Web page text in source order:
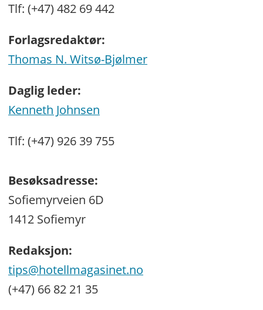
Tlf: (+47) 482 69 442
Forlagsredaktør:
Thomas N. Witsø-Bjølmer
Daglig leder:
Kenneth Johnsen
Tlf: (+47) 926 39 755
Besøksadresse:
Sofiemyrveien 6D
1412 Sofiemyr
Redaksjon:
tips@hotellmagasinet.no
(+47) 66 82 21 35